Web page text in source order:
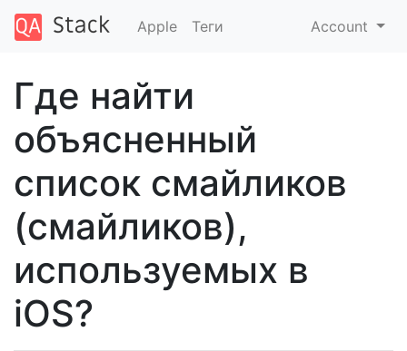
Apple Теги Account
Где найти
объясненный
список смайликов
(смайликов),
используемых в
iOS?